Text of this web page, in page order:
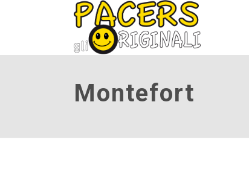
Montefort